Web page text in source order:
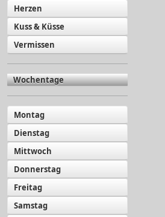
Herzen
Kuss & Küsse
Vermissen
Wochentage
Montag
Dienstag
Mittwoch
Donnerstag
Freitag
Samstag